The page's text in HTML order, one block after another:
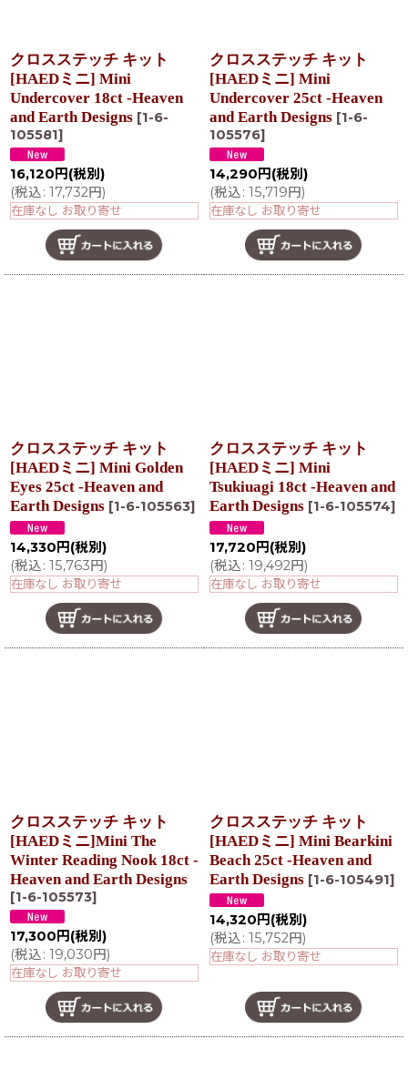
クロスステッチ キット
[HAEDミニ] Mini
Undercover 18ct -Heaven
and Earth Designs [1-6-
105581]
16,120 円 (税別)
(税込: 17,732円)
在庫なし お取り寄せ
クロスステッチ キット
[HAEDミニ] Mini
Undercover 25ct -Heaven
and Earth Designs [1-6-
105576]
14,290 円 (税別)
(税込: 15,719円)
在庫なし お取り寄せ
クロスステッチ キット
[HAEDミニ] Mini Golden
Eyes 25ct -Heaven and
Earth Designs [1-6-105563]
14,330 円 (税別)
(税込: 15,763円)
在庫なし お取り寄せ
クロスステッチ キット
[HAEDミニ] Mini
Tsukiuagi 18ct -Heaven and
Earth Designs [1-6-105574]
17,720 円 (税別)
(税込: 19,492円)
在庫なし お取り寄せ
クロスステッチ キット
[HAEDミニ]Mini The
Winter Reading Nook 18ct -
Heaven and Earth Designs
[1-6-105573]
17,300 円 (税別)
(税込: 19,030円)
在庫なし お取り寄せ
クロスステッチ キット
[HAEDミニ] Mini Bearkini
Beach 25ct -Heaven and
Earth Designs [1-6-105491]
14,320 円 (税別)
(税込: 15,752円)
在庫なし お取り寄せ